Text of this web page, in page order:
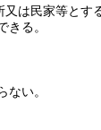
は民家等とする
る。
い。